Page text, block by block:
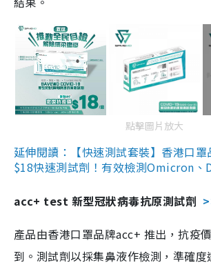
點擊圖片放大
延伸閱讀：【快速測試套裝】香港口
$18快速測試劑！有效檢測Omicron、
acc+ test 新型冠狀病毒抗原測試劑
產品由香港口罩品牌acc+ 推出，抗疫
到。測試劑以採集鼻液作檢測，準確